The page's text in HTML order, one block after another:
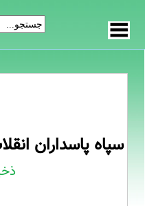
سپاه پاسداران